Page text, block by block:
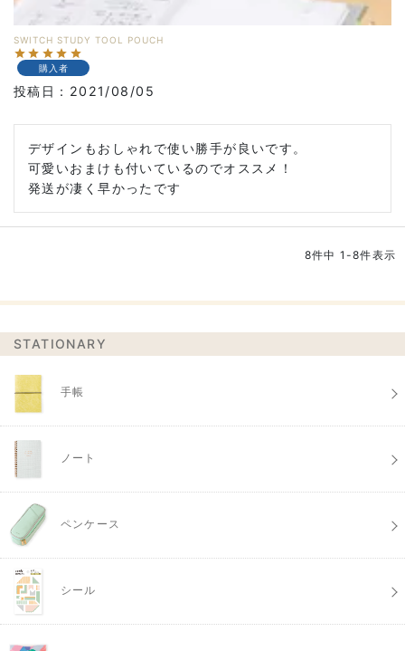
SWITCH STUDY TOOL POUCH
購入者
投稿日 2021/08/05
デザインもおしゃれで使い勝手が良いです。
可愛いおまけも付いているのでオススメ！
発送が凄く早かったです
8件中 1 -8件表示
STATIONARY
手帳
ノート
ペンケース
シール